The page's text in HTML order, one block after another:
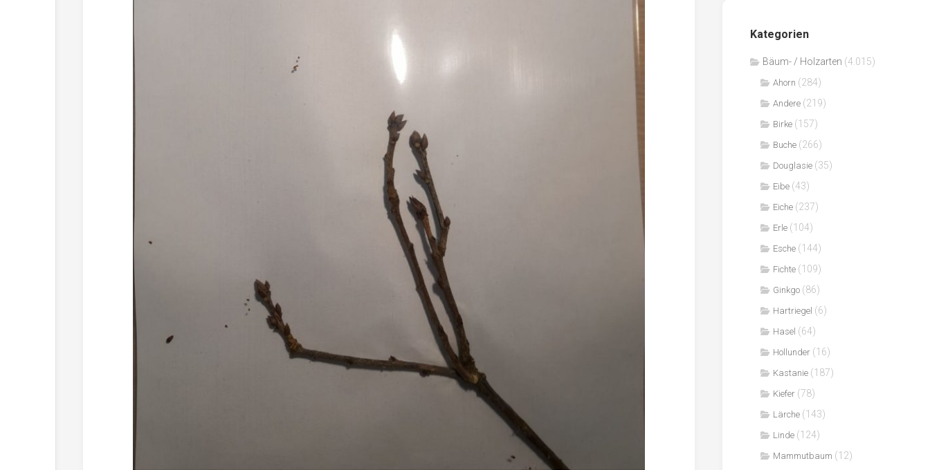
Pappel
Platane
Robinie
Tanne
Tulpenbaum
Ulme
Vogelbeere
Weide
Weißdorn
Andere
Kategorien
Bäum- / Holzarten (4.015)
Ahorn (284)
Andere (219)
Birke (157)
Buche (266)
Douglasie (35)
Eibe (43)
Eiche (237)
Erle (104)
Esche (144)
Fichte (109)
Ginkgo (86)
Hartriegel (6)
Hasel (64)
Hollunder (16)
Kastanie (187)
Kiefer (78)
Lärche (143)
Linde (124)
Mammutbaum (12)